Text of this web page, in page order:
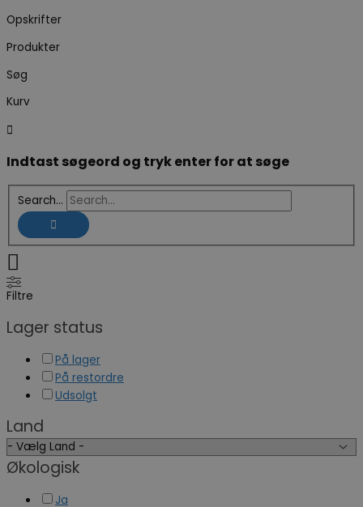
Opskrifter
Produkter
Søg
Kurv
Indtast søgeord og tryk enter for at søge
Search...
Filtre
Lager status
På lager
På restordre
Udsolgt
Land
Økologisk
Ja